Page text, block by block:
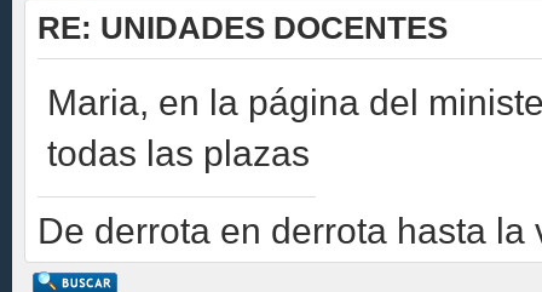
RE: UNIDADES DOCENTES
Maria, en la página del
todas las plazas
De derrota en derrota hasta la